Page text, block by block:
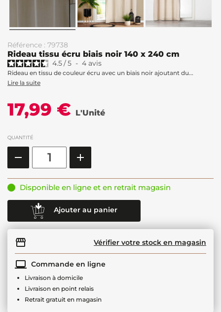
Référence : 79738
Rideau tissu écru biais noir 140 x 240 cm
4.5/5 - 4 avis
Rideau en tissu de couleur écru avec un biais noir ajoutant du...
Lire la suite
17,99 € L'Unité
QUANTITÉ
Disponible en ligne et en retrait magasin
Ajouter au panier
Vérifier votre stock en magasin
Commande en ligne
Livraison à domicile
Livraison en point relais
Retrait gratuit en magasin